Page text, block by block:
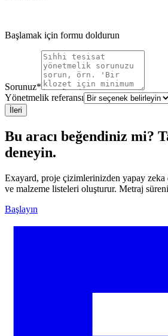
Başlamak için formu doldurun
Sorunuz*
Yönetmelik referansı
İleri
Bu aracı beğendiniz mi?
deneyin.
Exayard, proje çizimlerinizden yapay
ve malzeme listeleri oluşturur. Metraj
Başlayın